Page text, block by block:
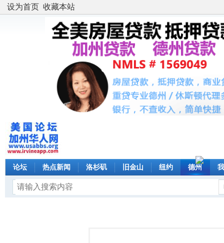
设为首页 收藏本站
论坛 热点新闻 洛杉矶 旧金山 纽约 德州